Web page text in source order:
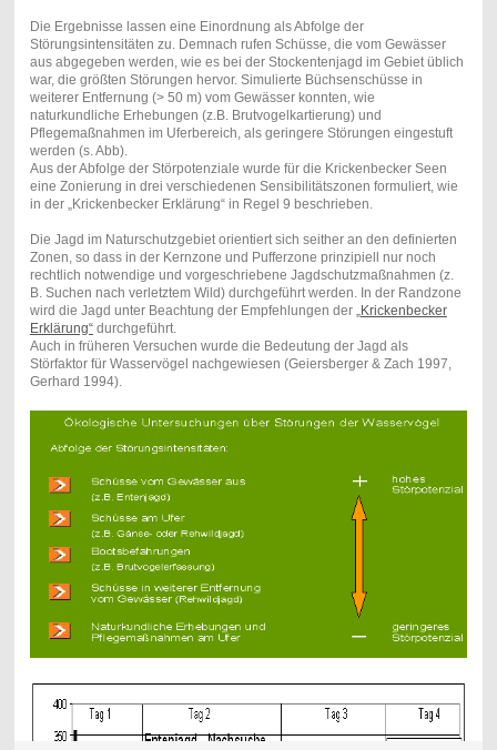
Die Ergebnisse lassen eine Einordnung als Abfolge der
Störungsintensitäten zu. Demnach rufen Schüsse, die vom Gewässer
aus abgegeben werden, wie es bei der Stockentenjagd im Gebiet üblich
war, die größten Störungen hervor. Simulierte Büchsenschüsse in
weiterer Entfernung (> 50 m) vom Gewässer konnten, wie
naturkundliche Erhebungen (z.B. Brutvogelkartierung) und
Pflegemaßnahmen im Uferbereich, als geringere Störungen eingestuft
werden (s. Abb).
Aus der Abfolge der Störpotenziale wurde für die Krickenbecker Seen
eine Zonierung in drei verschiedenen Sensibilitätszonen formuliert, wie
in der „Krickenbecker Erklärung“ in Regel 9 beschrieben.
Die Jagd im Naturschutzgebiet orientiert sich seither an den definierten
Zonen, so dass in der Kernzone und Pufferzone prinzipiell nur noch
rechtlich notwendige und vorgeschriebene Jagdschutzmaßnahmen (z.
B. Suchen nach verletztem Wild) durchgeführt werden. In der Randzone
wird die Jagd unter Beachtung der Empfehlungen der „Krickenbecker
Erklärung“durchgeführt.
Auch in früheren Versuchen wurde die Bedeutung der Jagd als
Störfaktor für Wasservögel nachgewiesen (Geiersberger & Zach 1997,
Gerhard 1994).